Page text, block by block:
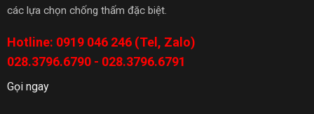
các lựa chọn chống thấm đặc biệt.
Hotline: 0919 046 246 (Tel, Zalo)
028.3796.6790 - 028.3796.6791
Gọi ngay